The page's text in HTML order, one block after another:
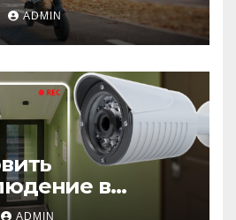
модели
ADMIN
в
ADMIN